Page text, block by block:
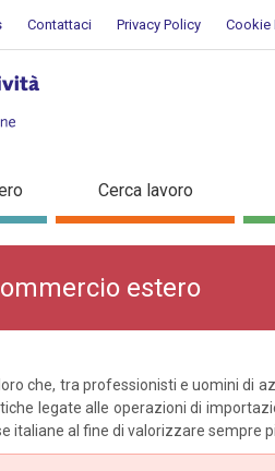
Contattaci Privacy Policy Cookie
e commercio
Cerca lavoro
estero
che, tra professionisti e uomini di
legate alle operazioni di
al fine di valorizzare sempre